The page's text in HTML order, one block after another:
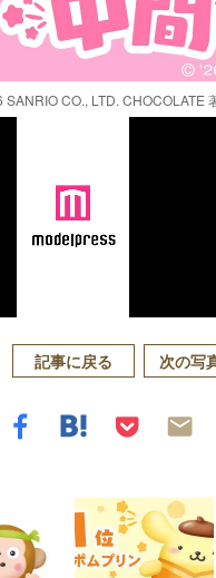
CO., LTD. CHOCOLATE
記事に戻る 次の写